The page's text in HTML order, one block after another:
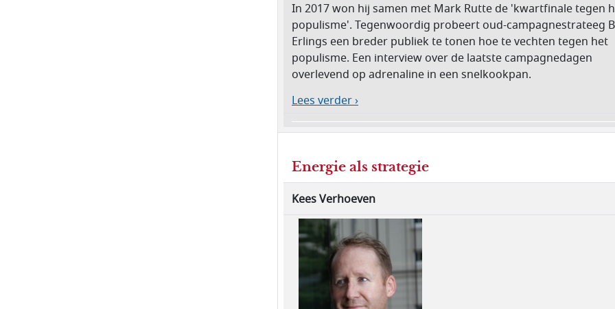
In 2017 won hij samen met Mark Rutte de 'kwartfinale tegen
populisme'. Tegenwoordig probeert oud-campagnestrateeg
Erlings een breder publiek te tonen hoe te vechten tegen het
populisme. Een interview over de laatste campagnedagen
overlevend op adrenaline in een snelkookpan.
Lees verder ›
Energie als strategie
Kees Verhoeven